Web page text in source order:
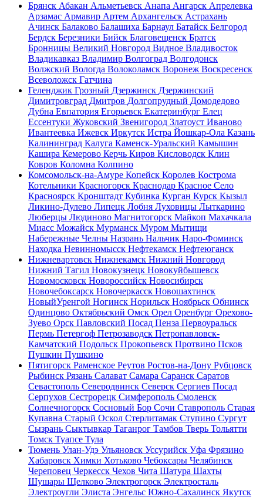
Брянск Абакан Альметьевск Анапа Ангарск Апрелевка
Арзамас Армавир Артем Архангельск Астрахань
Ачинск Балаково Балашиха Барнаул Батайск Белгород
Бердск Березники Бийск Благовещенск Братск
Бронницы Великий Новгород Видное Владивосток
Владикавказ Владимир Волгоград Волгодонск
Волжский Вологда Волоколамск Воронеж Воскресенск
Всеволожск Гатчина
Геленджик Грозный Дзержинск Дзержинский
Димитровград Дмитров Долгопрудный Домодедово
Дубна Евпатория Егорьевск Екатеринбург Елец
Ессентуки Жуковский Звенигород Златоуст Иваново
Ивантеевка Ижевск Иркутск Истра Йошкар-Ола Казань
Калининград Калуга Каменск-Уральский Камышин
Кашира Кемерово Керчь Киров Кисловодск Клин
Ковров Коломна Колпино
Комсомольск-на-Амуре Копейск Королев Кострома
Котельники Красногорск Краснодар Красное Село
Красноярск Кронштадт Кубинка Курган Курск Кызыл
Ликино-Дулево Липецк Лобня Луховицы Лыткарино
Люберцы Людиново Магнитогорск Майкоп Махачкала
Миасс Можайск Мурманск Муром Мытищи
Набережные Челны Назрань Нальчик Наро-Фоминск
Находка Невинномысск Нефтекамск Нефтеюганск
Нижневартовск Нижнекамск Нижний Новгород
Нижний Тагил Новокузнецк Новокуйбышевск
Новомосковск Новороссийск Новосибирск
Новочебоксарск Новочеркасск Новошахтинск
НовыйУренгой Ногинск Норильск Ноябрьск Обнинск
Одинцово Октябрьский Омск Орел Оренбург Орехово-
Зуево Орск Павловский Посад Пенза Первоуральск
Пермь Петергоф Петрозаводск Петропавловск-
Камчатский Подольск Прокопьевск Протвино Псков
Пушкин Пушкино
Пятигорск Раменское Реутов Ростов-на-Дону Рубцовск
Рыбинск Рязань Салават Самара Саранск Саратов
Севастополь Северодвинск Северск Сергиев Посад
Серпухов Сестрорецк Симферополь Смоленск
Солнечногорск Сосновый Бор Сочи Ставрополь Старая
Купавна Старый Оскол Стерлитамак Ступино Сургут
Сызрань Сыктывкар Таганрог Тамбов Тверь Тольятти
Томск Туапсе Тула
Тюмень Улан-Удэ Ульяновск Уссурийск Уфа Фрязино
Хабаровск Химки Хотьково Чебоксары Челябинск
Череповец Черкесск Чехов Чита Шатура Шахты
Шушары Щелково Электрогорск Электросталь
Электроугли Элиста Энгельс Южно-Сахалинск Якутск